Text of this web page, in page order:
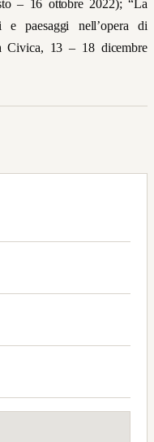
– 16 ottobre 2022); “La
e paesaggi nell’opera di
Civica, 13 – 18 dicembre